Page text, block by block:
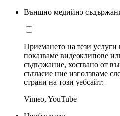
Външно медийно
Приемането на тези услуги
показваме видеоклипове
съдържание, хоствано от
съгласие ние използваме
страни на този уебсайт:
Vimeo, YouTube